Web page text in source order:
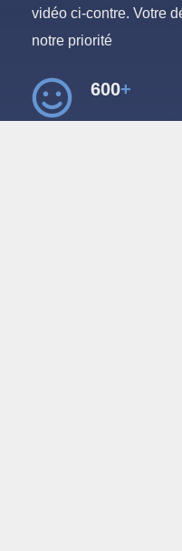
vidéo ci-contre. Votre
notre priorité
600+